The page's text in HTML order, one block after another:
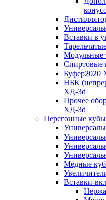
Вставки в
Модульные
Спиртовые
Буфер2020
НБК
ХД-3d
Прочее
ХД-3d
Перегонные кубы
Медные
Вставки-